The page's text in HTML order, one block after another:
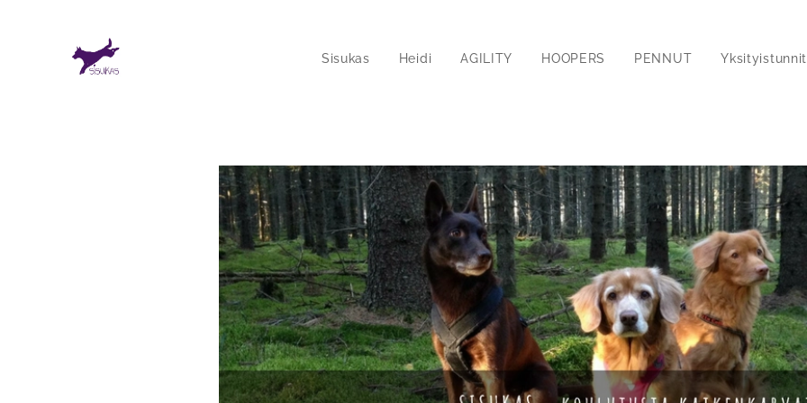
Sisukas Heidi AGILITY HOOPERS PENNUT Yksityistunnit